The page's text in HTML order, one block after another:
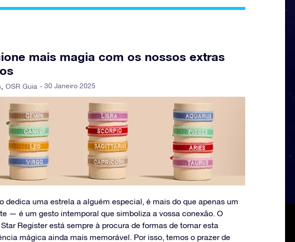
mais magia com os nossos extras
OSR Guia - 30 Janeiro 2025
dedica uma estrela a alguém especial, é mais do que apenas um
— é um gesto intemporal que simboliza a vossa conexão. O
Register está sempre à procura de formas de tornar esta
mágica ainda mais memorável. Por isso, temos o prazer de